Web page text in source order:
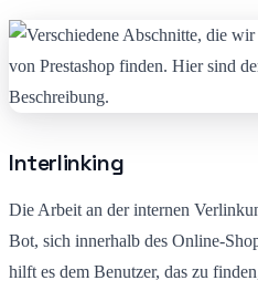
Interlinking
Die Arbeit an der internen
Bot, sich innerhalb des Online-
hilft es dem Benutzer, das zu